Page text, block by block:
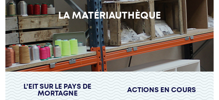
LA MATÉRIAUTHÈQUE
L'EIT SUR LE PAYS DE
MORTAGNE ACTIONS EN COURS